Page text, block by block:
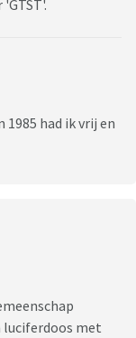
had ik vrij en
luciferdoos met